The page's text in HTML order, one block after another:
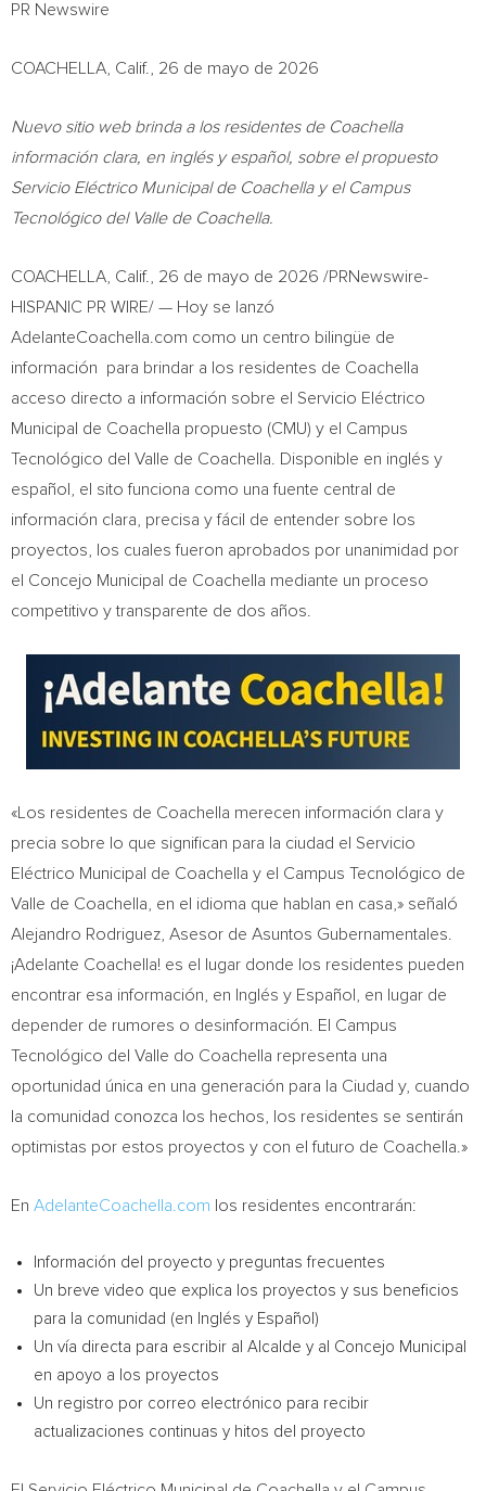
PR Newswire
COACHELLA, Calif., 26 de mayo de 2026
Nuevo sitio web brinda a los residentes de Coachella
información clara, en inglés y español, sobre el propuesto
Servicio Eléctrico Municipal de Coachella y el Campus
Tecnológico del Valle de Coachella.
COACHELLA, Calif. 26 de mayo de 2026 /PRNewswire-
HISPANIC PR WIRE/ — Hoy se lanzó
AdelanteCoachella.com como un centro bilingüe de
información para brindar a los residentes de Coachella
acceso directo a información sobre el Servicio Eléctrico
Municipal de Coachella propuesto (CMU) y el Campus
Tecnológico del Valle de Coachella. Disponible en inglés y
español, el sito funciona como una fuente central de
información clara, precisa y fácil de entender sobre los
proyectos, los cuales fueron aprobados por unanimidad por
el Concejo Municipal de Coachella mediante un proceso
competitivo y transparente de dos años.
«Los residentes de Coachella merecen información clara y
precia sobre lo que significan para la ciudad el Servicio
Eléctrico Municipal de Coachella y el Campus Tecnológico de
Valle de Coachella, en el idioma que hablan en casa,» señaló
Alejandro Rodriguez, Asesor de Asuntos Gubernamentales.
¡Adelante Coachella! es el lugar donde los residentes pueden
encontrar esa información, en Inglés y Español, en lugar de
depender de rumores o desinformación. El Campus
Tecnológico del Valle do Coachella representa una
oportunidad única en una generación para la Ciudad y, cuando
la comunidad conozca los hechos, los residentes se sentirán
optimistas por estos proyectos y con el futuro de Coachella.»
En AdelanteCoachella.com los residentes encontrarán:
Información del proyecto y preguntas frecuentes
Un breve video que explica los proyectos y sus beneficios
para la comunidad (en Inglés y Español)
Un vía directa para escribir al Alcalde y al Concejo Municipal
en apoyo a los proyectos
Un registro por correo electrónico para recibir
actualizaciones continuas y hitos del proyecto